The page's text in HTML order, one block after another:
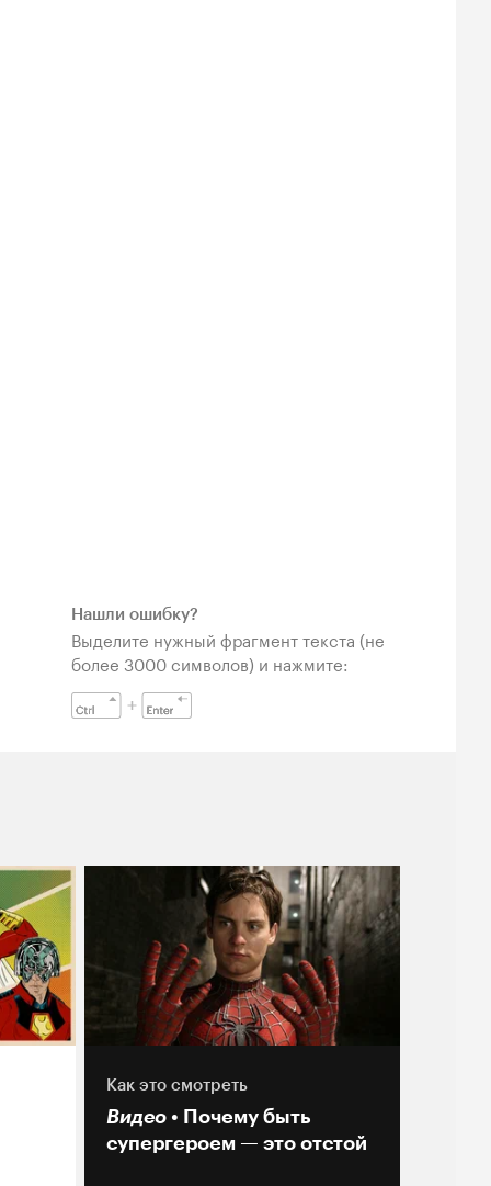
Нашли ошибку?
Выделите нужный фрагмент текста (не
более 3000 символов) и нажмите:
Как это смотреть
Видео
Почему быть
супергероем — это отстой